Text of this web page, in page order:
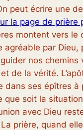
peut écrire une
la page de prière
montent vers le
agréable par Dieu,
nos chemins
de la vérité.
dans ses épîtres à
que soit la
avec Dieu
prière, quand